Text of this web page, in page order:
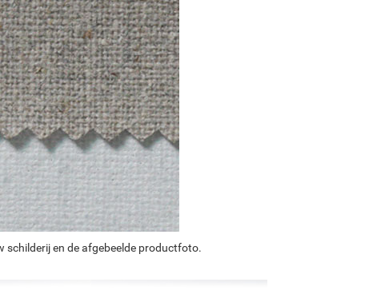
schilderij en de afgebeelde productfoto.